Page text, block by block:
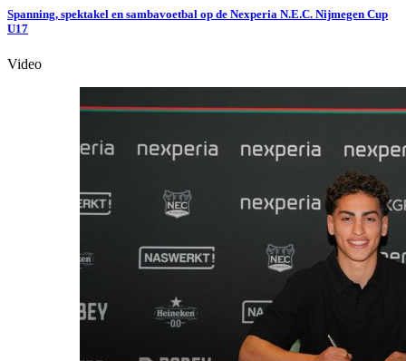
Spanning, spektakel en sambavoetbal op de Nexperia N.E.C. Nijmegen Cup
U17
Video